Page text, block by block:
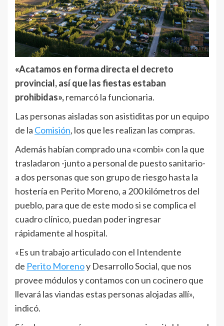
«Acatamos en forma directa el decreto
provincial, así que las fiestas estaban
prohibidas»,remarcó la funcionaria.
Las personas aisladas son asistiditas por un equipo
de la Comisión, los que les realizan las compras.
Además habían comprado una «combi» con la que
trasladaron -junto a personal de puesto sanitario-
a dos personas que son grupo de riesgo hasta la
hostería en Perito Moreno, a 200 kilómetros del
pueblo, para que de este modo si se complica el
cuadro clínico, puedan poder ingresar
rápidamente al hospital.
«Es un trabajo articulado con el Intendente
de Perito Morenoy Desarrollo Social, que nos
provee módulos y contamos con un cocinero que
llevará las viandas estas personas alojadas allí»,
indicó.